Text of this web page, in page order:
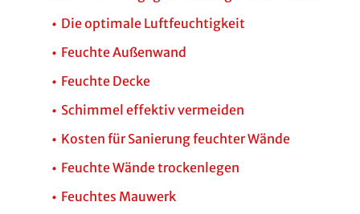
Die optimale Luftfeuchtigkeit
Feuchte Außenwand
Feuchte Decke
Schimmel effektiv vermeiden
Kosten für Sanierung feuchter Wände
Feuchte Wände trockenlegen
Feuchtes Mauwerk